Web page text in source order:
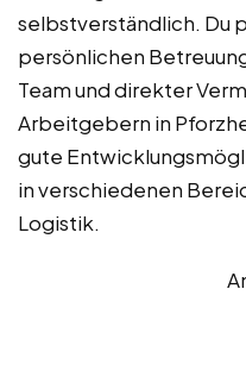
selbstverständlich. Du
persönlichen
Team und direkter
Arbeitgebern in
gute
in verschiedenen
Logistik.